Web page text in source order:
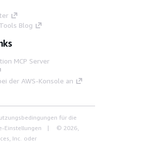
Blog
MCP Server
der AWS-Konsole an
für die
Einstellungen
© 2026,
Inc. oder